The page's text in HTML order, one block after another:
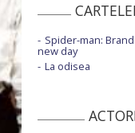
Spider-man: Brand
new day
La odisea